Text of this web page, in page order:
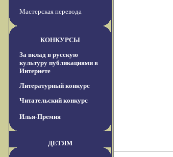
Мастерская перевода
КОНКУРСЫ
За вклад в русскую
культуру публикациями в
Интернете
Литературный конкурс
Читательский конкурс
Илья-Премия
ДЕТЯМ